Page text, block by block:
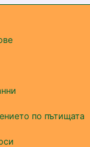
по пътищата